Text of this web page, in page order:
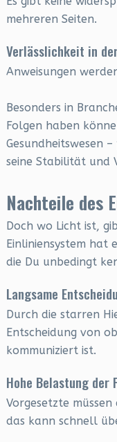
mehreren Seiten.
Verlässlichkeit in
Anweisungen
Besonders in
Folgen haben
Gesundheitswesen
seine Stabilität und
Nachteile des
Doch wo Licht ist,
Einliniensystem hat
die Du unbedingt
Langsame
Durch die starren
Entscheidung von
kommuniziert ist.
Hohe Belastung der
Vorgesetzte
das kann schnell